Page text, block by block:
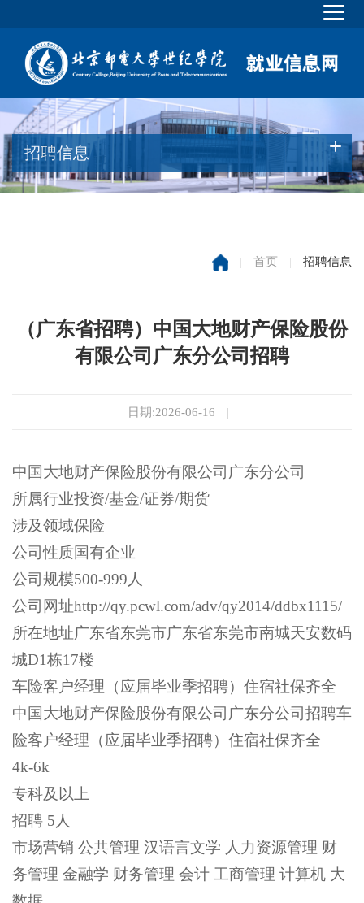
招聘信息
| 首页 | 招聘信息
（广东省招聘）中国大地财产保险股份
有限公司广东分公司招聘
日期:2026-06-16 |
中国大地财产保险股份有限公司广东分公司
所属行业投资/基金/证券/期货
涉及领域保险
公司性质国有企业
公司规模500-999人
公司网址http://qy.pcwl.com/adv/qy2014/ddbx1115/
所在地址广东省东莞市广东省东莞市南城天安数码
城D1栋17楼
车险客户经理（应届毕业季招聘）住宿社保齐全
中国大地财产保险股份有限公司广东分公司招聘车
险客户经理（应届毕业季招聘）住宿社保齐全
4k-6k
专科及以上
招聘 5人
市场营销 公共管理 汉语言文学 人力资源管理 财
务管理 金融学 财务管理 会计 工商管理 计算机 大